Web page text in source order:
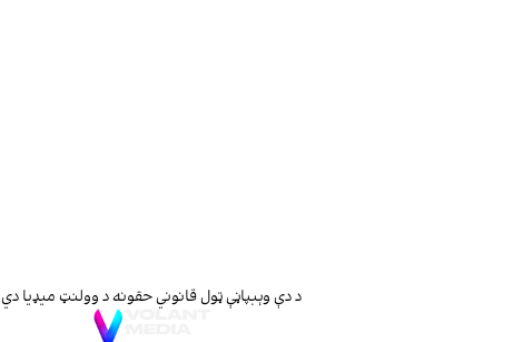
د دې وېبپاڼې ټول قانوني حقونه د وولنټ میډیا دي